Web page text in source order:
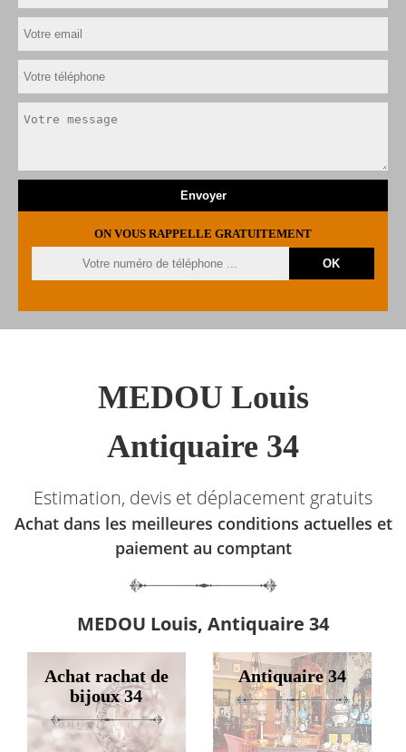
ON VOUS RAPPELLE GRATUITEMENT
MEDOU Louis
Antiquaire 34
Estimation, devis et déplacement gratuits
Achat dans les meilleures conditions actuelles et
paiement au comptant
MEDOU Louis, Antiquaire 34
Achat rachat de
bijoux 34
Antiquaire 34